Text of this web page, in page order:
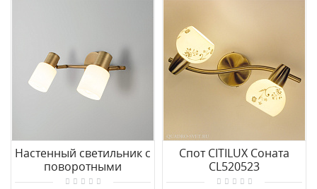
Настенный светильник с
поворотными
плафонами Eurosvet
Спот CITILUX Соната
CL520523